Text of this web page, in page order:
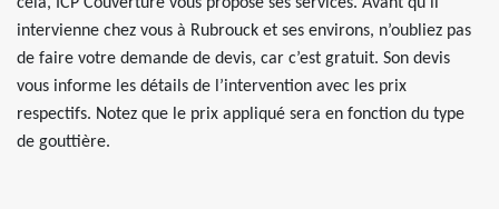
intervienne chez vous à Rubrouck et ses environs, n’oubliez pas
de faire votre demande de devis, car c’est gratuit. Son devis
vous informe les détails de l’intervention avec les prix
respectifs. Notez que le prix appliqué sera en fonction du type
de gouttière.